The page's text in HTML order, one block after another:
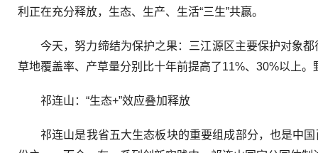
利正在充分释放，生态、生产、生活“三生”共赢。
今天，努力缔结为保护之果：三江源区主要保护对象
草地覆盖率、产草量分别比十年前提高了11%、30%以上
祁连山：“生态+”效应叠加释放
祁连山是我省五大生态板块的重要组成部分，也是中